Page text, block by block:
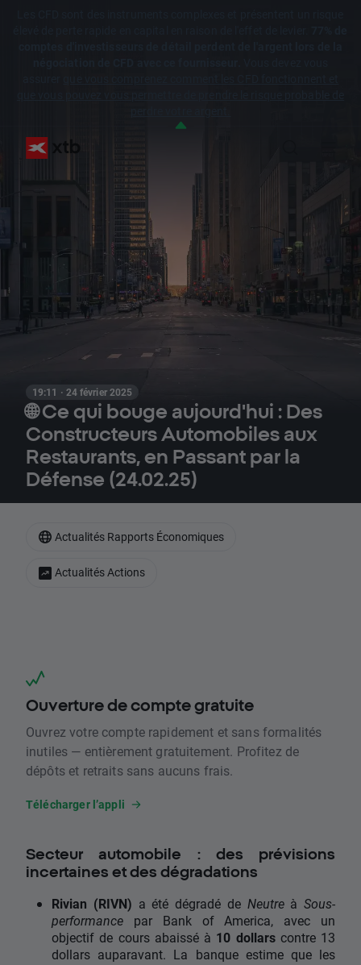
19:11 · 24 février 2025
🌐 Ce qui bouge aujourd'hui : Des
Constructeurs Automobiles aux
Restaurants, en Passant par la
Défense (24.02.25)
Ouverture de compte gratuite
Ouvrez votre compte rapidement et sans formalités
inutiles — entièrement gratuitement. Profitez de
dépôts et retraits sans aucuns frais.
Télécharger l’appli
Secteur automobile : des prévisions
incertaines et des dégradations
Rivian (RIVN) a été dégradé de Neutreà Sous-
performance par Bank of America, avec un
objectif de cours abaissé à 10 dollarscontre 13
dollars auparavant. La banque estime que les
Actualités Rapports Économiques
Actualités Actions